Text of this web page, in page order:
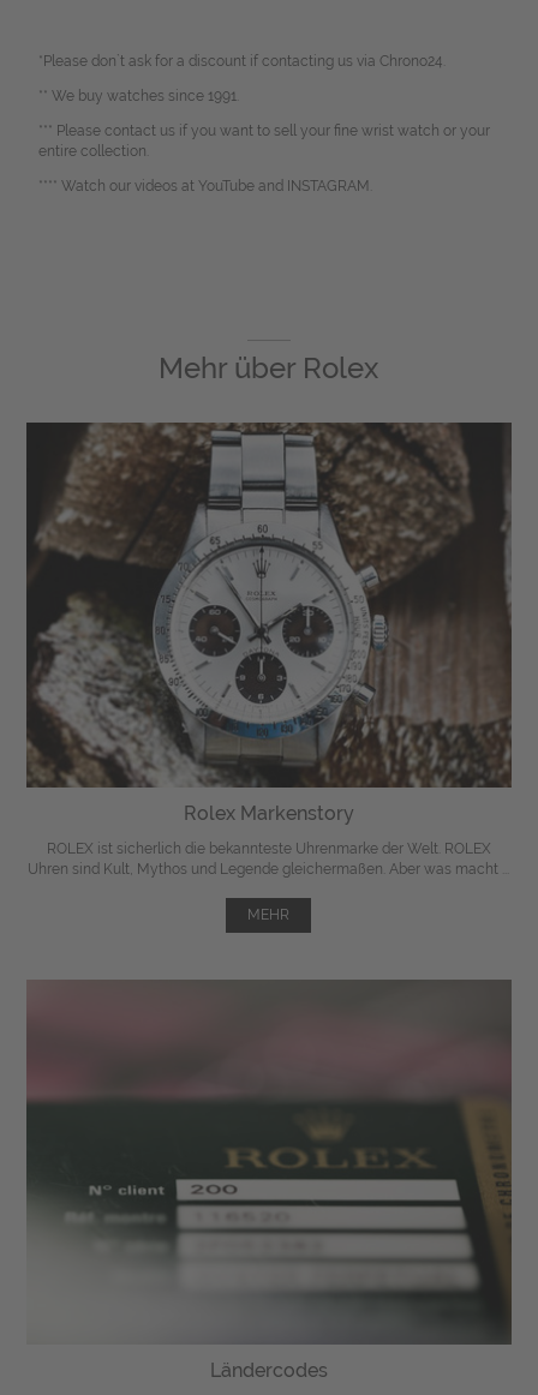
*Please don`t ask for a discount if contacting us via Chrono24.
** We buy watches since 1991.
*** Please contact us if you want to sell your fine wrist watch or your
entire collection.
**** Watch our videos at YouTube and INSTAGRAM.
Mehr über Rolex
Rolex Markenstory
ROLEX ist sicherlich die bekannteste Uhrenmarke der Welt. ROLEX
Uhren sind Kult, Mythos und Legende gleichermaßen. Aber was macht ...
MEHR
Ländercodes